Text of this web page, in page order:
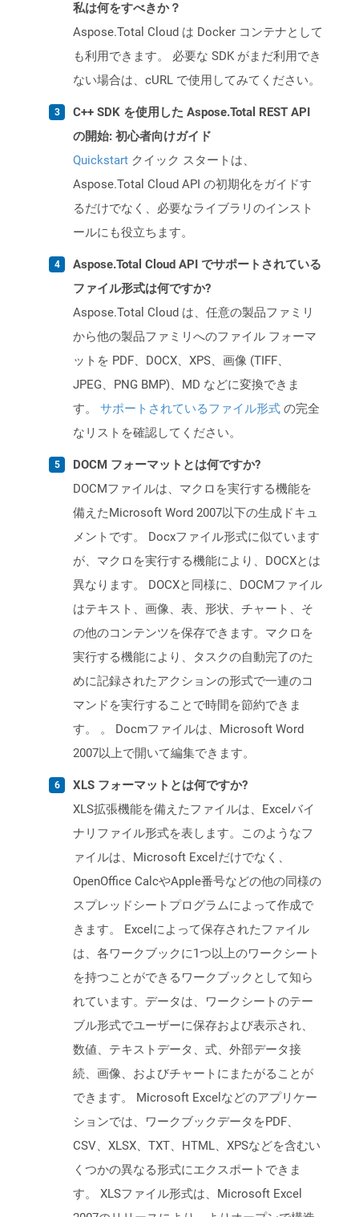
私は何をすべきか？
Aspose.Total Cloud は Docker コンテナとして
も利用できます。 必要な SDK がまだ利用でき
ない場合は、cURL で使用してみてください。
C++ SDK を使用した Aspose.Total REST API
の開始: 初心者向けガイド
Quickstart クイック スタートは、
Aspose.Total Cloud API の初期化をガイドす
るだけでなく、必要なライブラリのインスト
ールにも役立ちます。
Aspose.Total Cloud API でサポートされている
ファイル形式は何ですか?
Aspose.Total Cloud は、任意の製品ファミリ
から他の製品ファミリへのファイル フォーマ
ットを PDF、DOCX、XPS、画像 (TIFF、
JPEG、PNG BMP)、MD などに変換できま
す。 サポートされているファイル形式 の完全
なリストを確認してください。
DOCM フォーマットとは何ですか?
DOCMファイルは、マクロを実行する機能を
備えたMicrosoft Word 2007以下の生成ドキュ
メントです。 Docxファイル形式に似ています
が、マクロを実行する機能により、DOCXとは
異なります。 DOCXと同様に、DOCMファイル
はテキスト、画像、表、形状、チャート、そ
の他のコンテンツを保存できます。マクロを
実行する機能により、タスクの自動完了のた
めに記録されたアクションの形式で一連のコ
マンドを実行することで時間を節約できま
す。 。 Docmファイルは、Microsoft Word
2007以上で開いて編集できます。
XLS フォーマットとは何ですか?
XLS拡張機能を備えたファイルは、Excelバイ
ナリファイル形式を表します。このようなフ
ァイルは、Microsoft Excelだけでなく、
OpenOffice CalcやApple番号などの他の同様の
スプレッドシートプログラムによって作成で
きます。 Excelによって保存されたファイル
は、各ワークブックに1つ以上のワークシート
を持つことができるワークブックとして知ら
れています。データは、ワークシートのテー
ブル形式でユーザーに保存および表示され、
数値、テキストデータ、式、外部データ接
続、画像、およびチャートにまたがることが
できます。 Microsoft Excelなどのアプリケー
ションでは、ワークブックデータをPDF、
CSV、XLSX、TXT、HTML、XPSなどを含むい
くつかの異なる形式にエクスポートできま
す。 XLSファイル形式は、Microsoft Excel